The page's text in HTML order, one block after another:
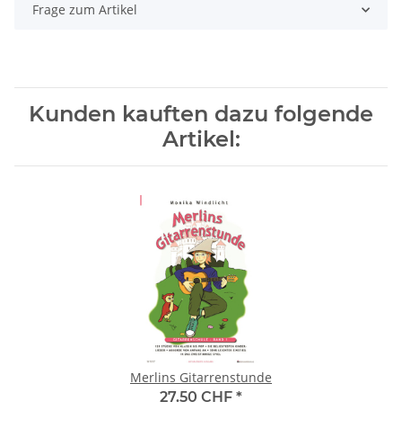
Frage zum Artikel
Kunden kauften dazu folgende
Artikel:
Merlins Gitarrenstunde
27.50 CHF *